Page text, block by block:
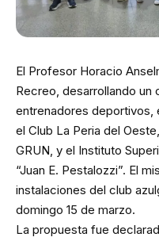
El Profesor Horacio
Recreo, desarrollando un
entrenadores deportivos,
el Club La Peria del
GRUN, y el Instituto
“Juan E. Pestalozzi”. El
instalaciones del club
domingo 15 de marzo.
La propuesta fue